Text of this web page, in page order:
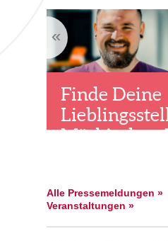
Finde Deine
Märkischen
«
Alle Pressemeldungen »
Veranstaltungen »